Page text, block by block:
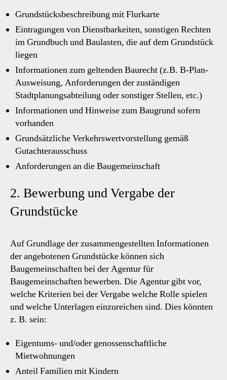
Grundstücksbeschreibung mit Flurkarte
Eintragungen von Dienstbarkeiten, sonstigen Rechten
im Grundbuch und Baulasten, die auf dem Grundstück
liegen
Informationen zum geltenden Baurecht (z.B. B-Plan-
Ausweisung, Anforderungen der zuständigen
Stadtplanungsabteilung oder sonstiger Stellen, etc.)
Informationen und Hinweise zum Baugrund sofern
vorhanden
Grundsätzliche Verkehrswertvorstellung gemäß
Gutachterausschuss
Anforderungen an die Baugemeinschaft
2. Bewerbung und Vergabe der
Grundstücke
Auf Grundlage der zusammengestellten Informationen
der angebotenen Grundstücke können sich
Baugemeinschaften bei der Agentur für
Baugemeinschaften bewerben. Die Agentur gibt vor,
welche Kriterien bei der Vergabe welche Rolle spielen
und welche Unterlagen einzureichen sind. Dies könnten
z. B. sein:
Eigentums- und/oder genossenschaftliche
Mietwohnungen
Anteil Familien mit Kindern